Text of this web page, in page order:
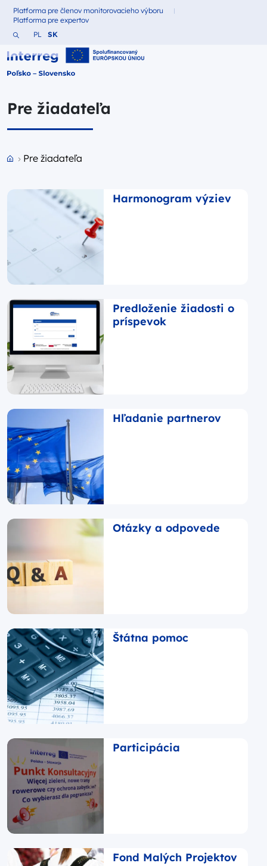
Fundusze dla
Platforma pre členov monitorovacieho výboru
Fundusze dla
Platforma pre expertov
Vyhľadajte webovú stránku
Zmień język na Polština
PL Zmień język na Slovenčina
SK
Interreg Polska – Słowacja 2021-2027
Pre žiadateľa
Przejdź do strony głównej portalu
Pre žiadateľa
Harmonogram výziev
Predloženie žiadosti o
príspevok
Hľadanie partnerov
Otázky a odpovede
Štátna pomoc
Participácia
Fond Malých Projektov